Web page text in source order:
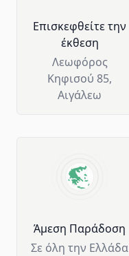
Επισκεφθείτε την
έκθεση
Λεωφόρος
Κηφισού 85,
Αιγάλεω
Άμεση Παράδοση
Σε όλη την Ελλάδα